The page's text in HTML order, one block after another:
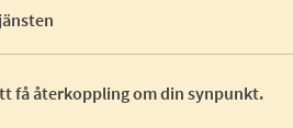
få återkoppling om din synpunkt.